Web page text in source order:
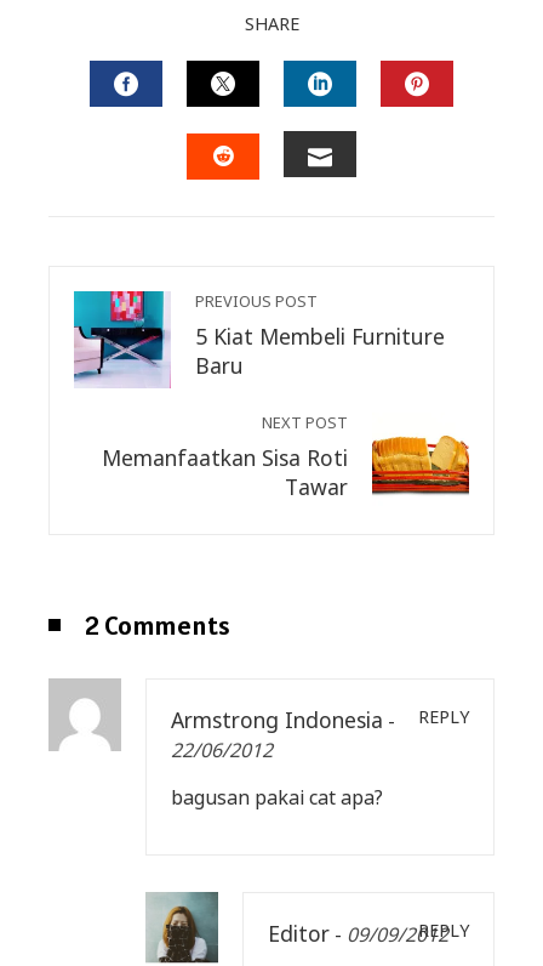
SHARE
FACEBOOKTWITTERLINKEDIN
PREVIOUS POST
5 Kiat Membeli Furniture
Baru
NEXT POST
Memanfaatkan Sisa Roti
Tawar
2 Comments
Armstrong Indonesia -
22/06/2012
REPLY
bagusan pakai cat apa?
Editor - 09/09/2012
REPLY